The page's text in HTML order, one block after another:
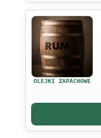
na
stronie
produktu
OLEJKI ZAPACHOWE
Ten
produkt
ma
wiele
wariantów.
można
wybrać